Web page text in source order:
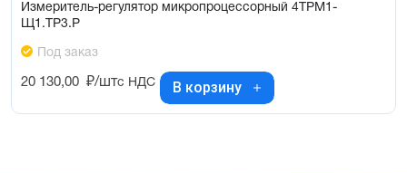
Измеритель-регулятор микропроцессорный 4ТРМ1-
Щ1.ТР3.Р
Под заказ
20 130,00 ₽/штс НДС В корзину